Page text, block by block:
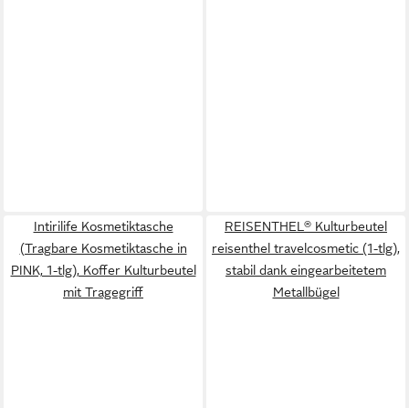
Intirilife Kosmetiktasche
(Tragbare Kosmetiktasche in
PINK, 1-tlg), Koffer Kulturbeutel
mit Tragegriff
REISENTHEL® Kulturbeutel
reisenthel travelcosmetic (1-tlg),
stabil dank eingearbeitetem
Metallbügel